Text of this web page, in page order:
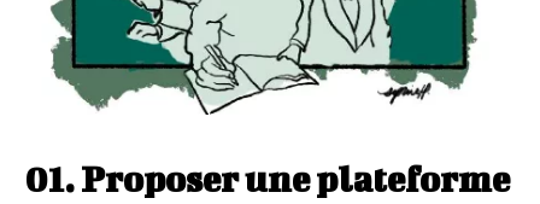
01.Proposer une plateforme